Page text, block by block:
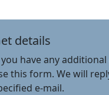
details
have any
this form. We will
e-mail.